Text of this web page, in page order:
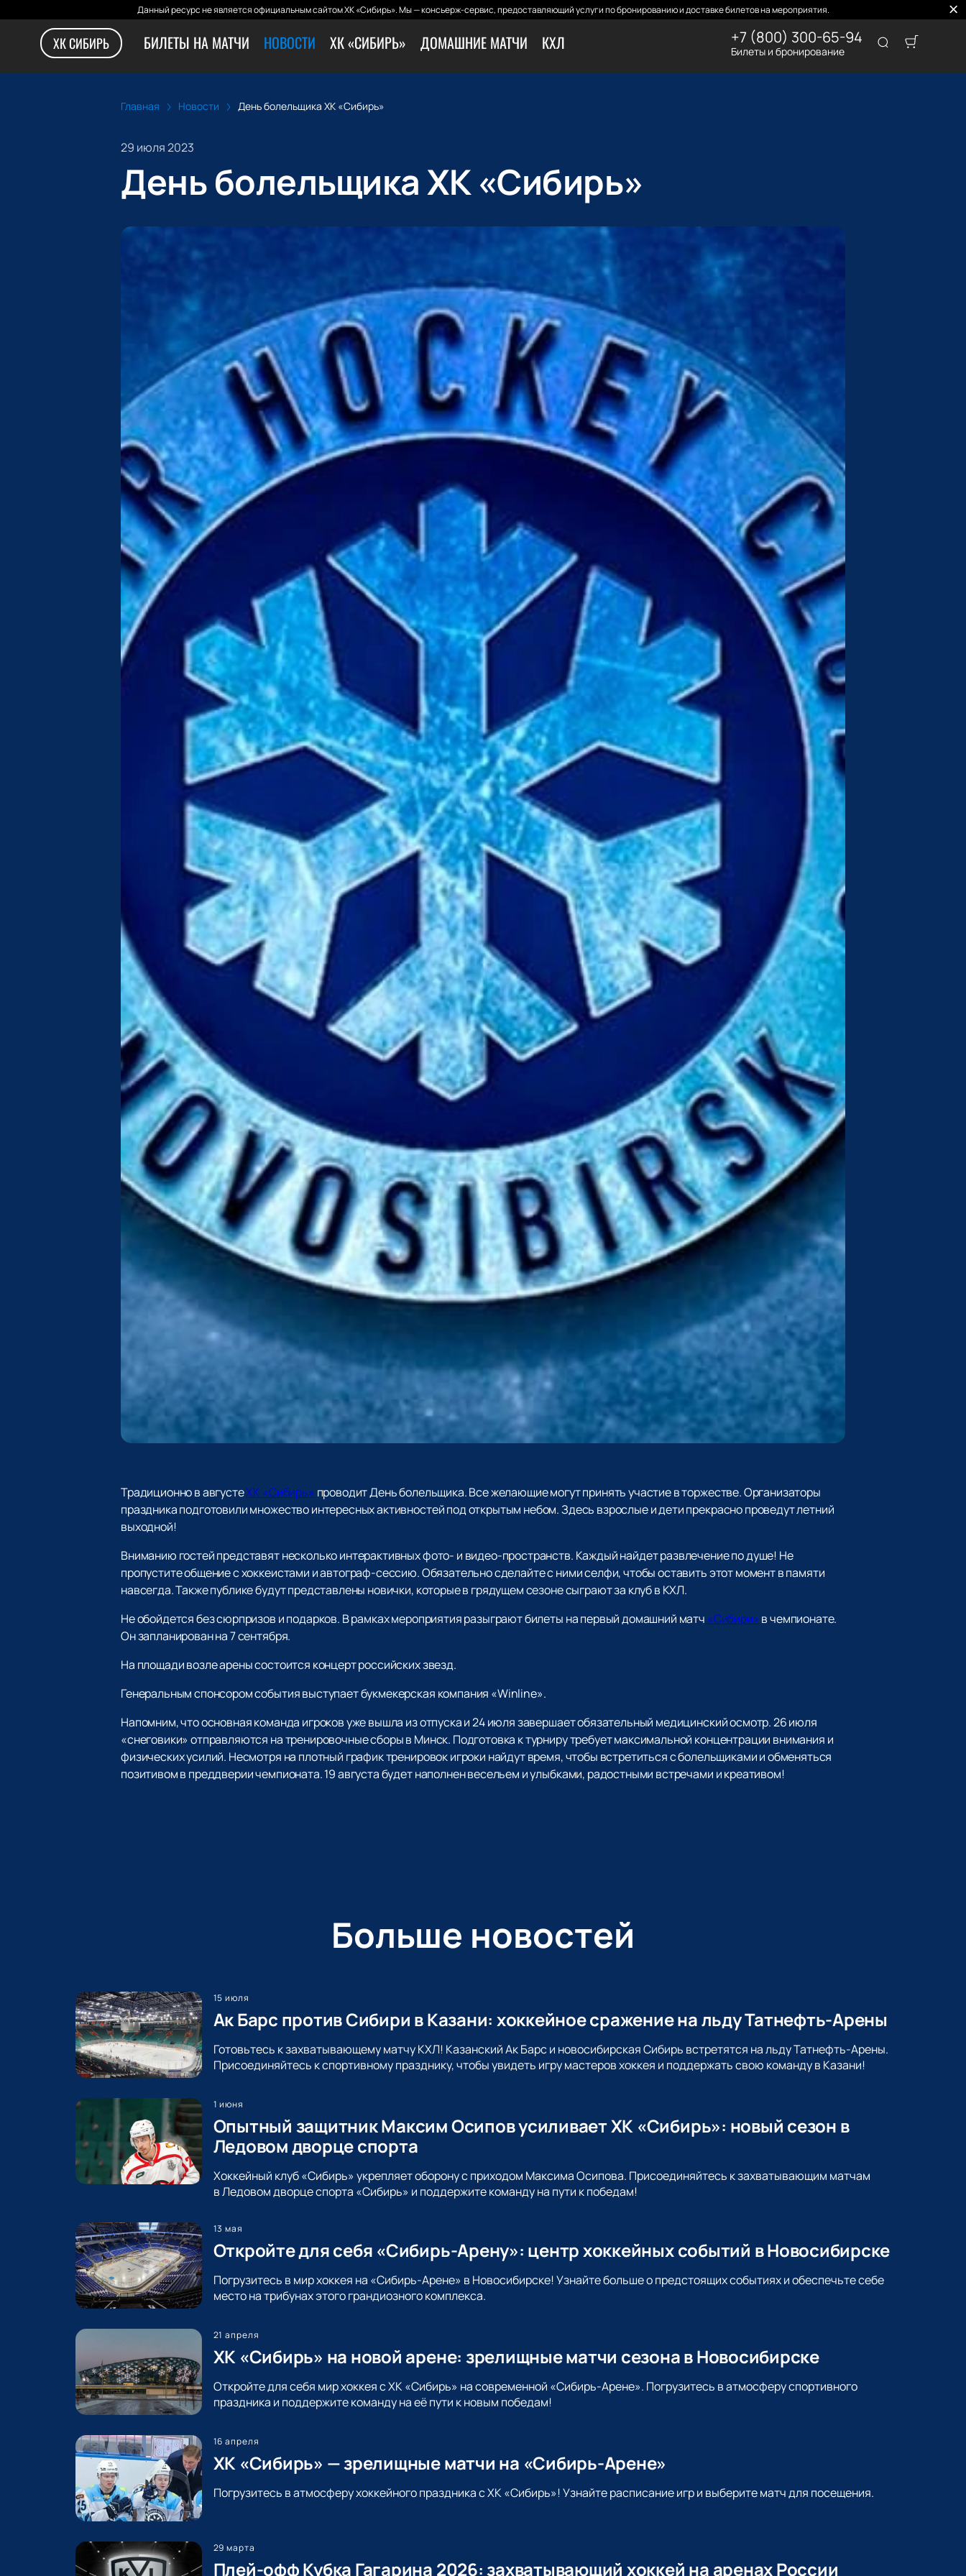
Данный ресурс не является официальным сайтом ХК «Сибирь». Мы — консьерж-сервис, предоставляющий услуги по бронированию и доставке билетов на мероприятия.
ХК СИБИРЬ БИЛЕТЫ НА МАТЧИ НОВОСТИ ХК «СИБИРЬ» ДОМАШНИЕ МАТЧИ КХЛ +7 (800) 300-65-94
Билеты и бронирование
Главная Новости День болельщика ХК «Сибирь»
29 июля 2023
День болельщика ХК «Сибирь»
Традиционно в августеХК «Сибирь» проводит День болельщика. Все желающие могут принять участие в торжестве. Организаторы
праздника подготовили множество интересных активностей под открытым небом. Здесь взрослые и дети прекрасно проведут летний
выходной!
Вниманию гостей представят несколько интерактивных фото- и видео-пространств. Каждый найдет развлечение по душе! Не
пропустите общение с хоккеистами и автограф-сессию. Обязательно сделайте с ними селфи, чтобы оставить этот момент в памяти
навсегда. Также публике будут представлены новички, которые в грядущем сезоне сыграют за клуб в КХЛ.
Не обойдется без сюрпризов и подарков. В рамках мероприятия разыграют билеты на первый домашний матч «Сибири» в чемпионате.
Он запланирован на 7 сентября.
На площади возле арены состоится концерт российских звезд.
Генеральным спонсором события выступает букмекерская компания «Winline».
Напомним, что основная команда игроков уже вышла из отпуска и 24 июля завершает обязательный медицинский осмотр. 26 июля
«снеговики» отправляются на тренировочные сборы в Минск. Подготовка к турниру требует максимальной концентрации внимания и
физических усилий. Несмотря на плотный график тренировок игроки найдут время, чтобы встретиться с болельщиками и обменяться
позитивом в преддверии чемпионата. 19 августа будет наполнен весельем и улыбками, радостными встречами и креативом!
Больше новостей
15 июля
Ак Барс против Сибири в Казани: хоккейное сражение на льду Татнефть-Арены
Готовьтесь к захватывающему матчу КХЛ! Казанский Ак Барс и новосибирская Сибирь встретятся на льду Татнефть-Арены.
Присоединяйтесь к спортивному празднику, чтобы увидеть игру мастеров хоккея и поддержать свою команду в Казани!
1 июня
Опытный защитник Максим Осипов усиливает ХК «Сибирь»: новый сезон в
Ледовом дворце спорта
Хоккейный клуб «Сибирь» укрепляет оборону с приходом Максима Осипова. Присоединяйтесь к захватывающим матчам
в Ледовом дворце спорта «Сибирь» и поддержите команду на пути к победам!
13 мая
Откройте для себя «Сибирь-Арену»: центр хоккейных событий в Новосибирске
Погрузитесь в мир хоккея на «Сибирь-Арене» в Новосибирске! Узнайте больше о предстоящих событиях и обеспечьте себе
место на трибунах этого грандиозного комплекса.
21 апреля
ХК «Сибирь» на новой арене: зрелищные матчи сезона в Новосибирске
Откройте для себя мир хоккея с ХК «Сибирь» на современной «Сибирь-Арене». Погрузитесь в атмосферу спортивного
праздника и поддержите команду на её пути к новым победам!
16 апреля
ХК «Сибирь» — зрелищные матчи на «Сибирь-Арене»
Погрузитесь в атмосферу хоккейного праздника с ХК «Сибирь»! Узнайте расписание игр и выберите матч для посещения.
29 марта
Плей-офф Кубка Гагарина 2026: захватывающий хоккей на аренах России